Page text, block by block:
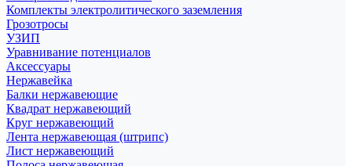
Комплекты электролитического заземления
Грозотросы
УЗИП
Уравнивание потенциалов
Аксессуары
Нержавейка
Балки нержавеющие
Квадрат нержавеющий
Круг нержавеющий
Лента нержавеющая (штрипс)
Лист нержавеющий